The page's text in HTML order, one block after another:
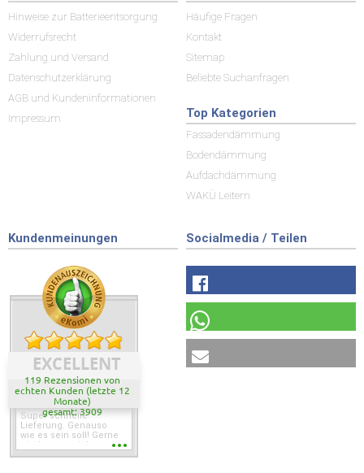
Hinweise zur Batterieentsorgung
Widerrufsrecht
Zahlung und Versand
Datenschutzerklärung
AGB und Kundeninformationen
Impressum
Häufige Fragen
Kontakt
Sitemap
Beliebte Suchanfragen
Top Kategorien
Fassadendämmung
Bodendämmung
Aufdachdämmung
WAKÜ Leitern
Kundenmeinungen
EXCELLENT
119 Rezensionen von
echten Kunden (letzte 12
Monate)
gesamt: 3909
Super schnelle
Lieferung. Genauso
wie es sein soll! Gerne
wieder wenn ich was
Socialmedia / Teilen